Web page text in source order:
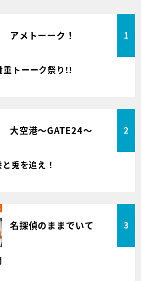
アメトーーク！ 1
重トーーク祭り!!
大空港～GATE24～ 2
兎を追え！
名探偵のままでいて 3